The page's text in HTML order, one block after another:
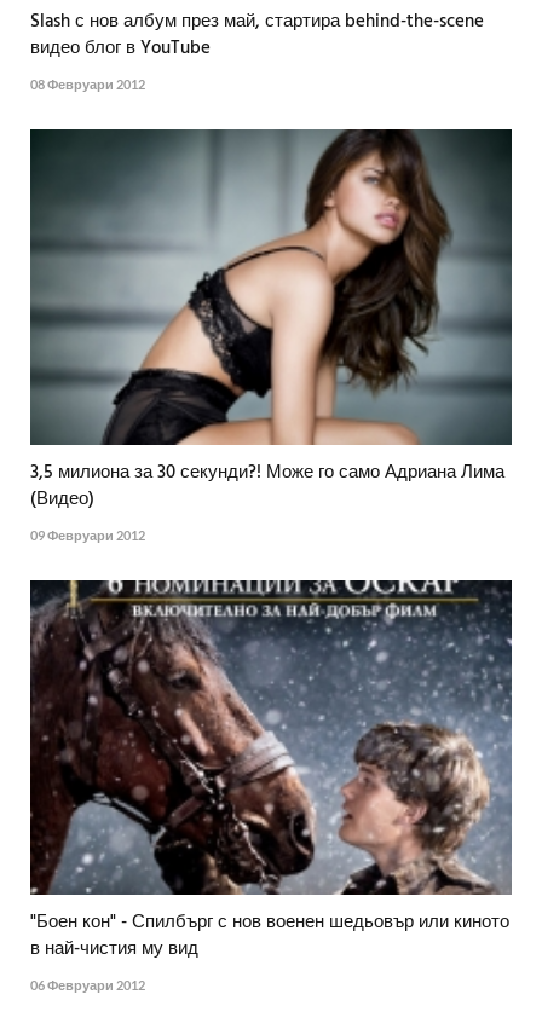
Slash с нов албум през май, стартира behind-the-scene
видео блог в YouTube
08 Февруари 2012
3,5 милиона за 30 секунди?! Може го само Адриана Лима
(Видео)
09 Февруари 2012
"Боен кон" - Спилбърг с нов военен шедьовър или киното
в най-чистия му вид
06 Февруари 2012